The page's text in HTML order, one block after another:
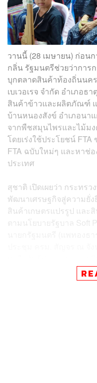
วานนี้ (28 เมษายน) ก่อน
กลิ่น รัฐมนตรีช่วยว่ากา
บุกตลาดสินค้าท้องถิ่นนค
เบเวอเรจ จำกัด อำเภอธ
สินค้าข้าวและผลิตภัณฑ์
บ้านหนองสังข์ อำเภอนา
จากพืชสมุนไพรและไม้
โดยเร่งใช้ประโยชน์
FTA ฉบับใหม่ๆ และหาช่
ประเทศ
สุชาติ เปิดเผยว่า กระทร
พัฒนาเศรษฐกิจสู่ความยั่
สินค้าเกษตรแปรรูป และ
ตามนโยบายรัฐบาล Soft
อำเภอธ
ไปตลาดฮ่องกงและสิงคโ